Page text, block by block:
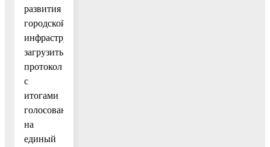
развития
городской
инфраструктуры
загрузить
протокол
с
итогами
голосования
на
единый